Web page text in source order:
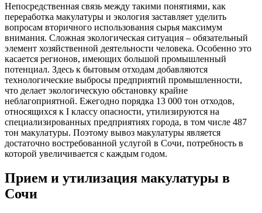
Непосредственная связь между такими понятиями, как
переработка макулатуры и экология заставляет уделить
вопросам вторичного использования сырья максимум
внимания. Сложная экологическая ситуация – обязательный
элемент хозяйственной деятельности человека. Особенно это
касается регионов, имеющих большой промышленный
потенциал. Здесь к бытовым отходам добавляются
технологические выбросы предприятий промышленности,
что делает экологическую обстановку крайне
неблагоприятной. Ежегодно порядка 13 000 тон отходов,
относящихся к I классу опасности, утилизируются на
специализированных предприятиях города, в том числе 487
тон макулатуры. Поэтому вывоз макулатуры является
достаточно востребованной услугой в Сочи, потребность в
которой увеличивается с каждым годом.
Прием и утилизация макулатуры в
Сочи